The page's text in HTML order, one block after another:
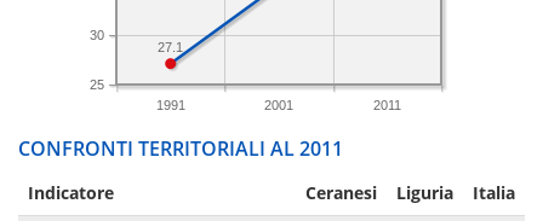
1991 2001 2011
25
30
27.1
CONFRONTI TERRITORIALI AL 2011
Indicatore Ceranesi Liguria Italia